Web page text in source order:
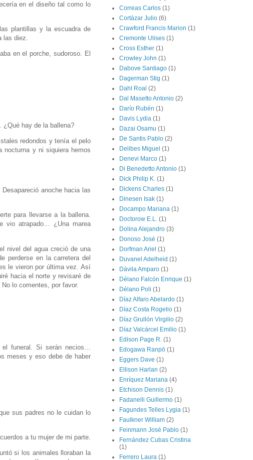
en el diseño tal como lo
plantillas y la escuadra de
las diez.
en el porche, sudoroso. El
hay de la ballena?
redondos y tenía el pelo
y ni siquiera hemos
anoche hacia las
para llevarse a la ballena.
vio atrapado… ¿Una marea
nivel del agua creció de una
perderse en la carretera del
le vieron por última vez. Así
hacia el norte y revisaré de
lo comentes, por favor.
funeral. Si serán necios…
meses y eso debe de haber
sus padres no le cuidan lo
a tu mujer de mi parte.
si los animales lloraban la
Correas Carlos (1)
Cortázar Julio (6)
Crawford Francis Marion (1)
Cremonte Ulises (1)
Cross Esther (1)
Crowley John (1)
Dabove Santiago (1)
Dagerman Stig (1)
Dahl Roal (2)
Dal Masetto Antonio (2)
Darío Rubén (1)
Davis Lydia (1)
Dazai Osamu (1)
De Santis Pablo (2)
Delibes Miguel (1)
Denevi Marco (1)
Di Benedetto Antonio (1)
Dick Philip K. (1)
Dickens Charles (1)
Dinesen Isak (1)
Docampo Mariana (1)
Doctorow E.L. (1)
Dolina Alejandro (3)
Donoso José (1)
Dorfman Ariel (1)
Duvanel Adelheid (1)
Dávila Amparo (1)
Délano Falcón Enrique (1)
Délano Poli (1)
Díaz Alfaro Abelardo (1)
Díaz Costa Rogelio (1)
Díaz Grullón Virgilio (2)
Díaz Valcárcel Emilio (1)
Edison Page R. (1)
Edogawa Ranpō (1)
Eggers Dave (1)
Ellison Harlan (2)
Enríquez Mariana (4)
Etchison Dennis (1)
Fadanelli Guillermo (1)
Fagundes Telles Lygia (1)
Faulkner William (2)
Feinmann José Pablo (1)
Fernández Cubas Cristina
(1)
Ferrero Laura (1)